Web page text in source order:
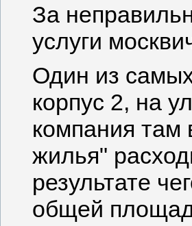
За
услуги
Один из
корпус 2, на
компания там
жилья"
результате
общей